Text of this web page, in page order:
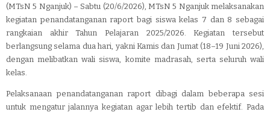
(MTsN 5 Nganjuk) – Sabtu (20/6/2026), MTsN 5 Nganjuk melaksanakan
kegiatan penandatanganan raport bagi siswa kelas 7 dan 8 sebagai
rangkaian akhir Tahun Pelajaran 2025/2026. Kegiatan tersebut
berlangsung selama dua hari, yakni Kamis dan Jumat (18–19 Juni 2026),
dengan melibatkan wali siswa, komite madrasah, serta seluruh wali
kelas.
Pelaksanaan penandatanganan raport dibagi dalam beberapa sesi
untuk mengatur jalannya kegiatan agar lebih tertib dan efektif. Pada